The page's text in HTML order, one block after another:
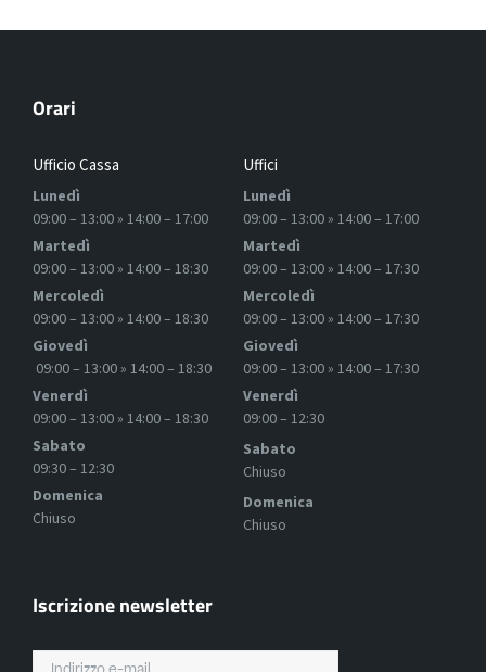
Orari
Ufficio Cassa
Lunedì
09:00 – 13:00 » 14:00 – 17:00
Martedì
09:00 – 13:00 » 14:00 – 18:30
Mercoledì
09:00 – 13:00 » 14:00 – 18:30
Giovedì
09:00 – 13:00 » 14:00 – 18:30
Venerdì
09:00 – 13:00 » 14:00 – 18:30
Sabato
09:30 – 12:30
Domenica
Chiuso
Uffici
Lunedì
09:00 – 13:00 » 14:00 – 17:00
Martedì
09:00 – 13:00 » 14:00 – 17:30
Mercoledì
09:00 – 13:00 » 14:00 – 17:30
Giovedì
09:00 – 13:00 » 14:00 – 17:30
Venerdì
09:00 – 12:30
Sabato
Chiuso
Domenica
Chiuso
Iscrizione newsletter